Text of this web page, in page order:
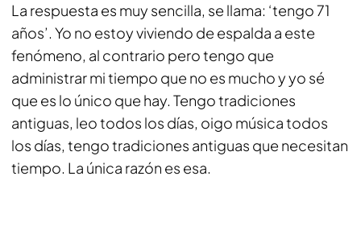
La respuesta es muy sencilla, se llama: ‘tengo 71
años’. Yo no estoy viviendo de espalda a este
fenómeno, al contrario pero tengo que
administrar mi tiempo que no es mucho y yo sé
que es lo único que hay. Tengo tradiciones
antiguas, leo todos los días, oigo música todos
los días, tengo tradiciones antiguas que necesitan
tiempo. La única razón es esa.